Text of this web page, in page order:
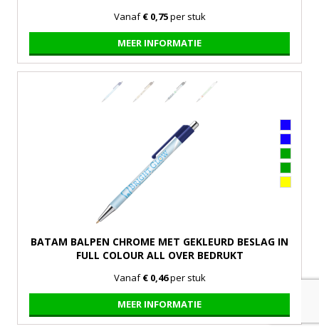
Vanaf€ 0,75per stuk
MEER INFORMATIE
BATAM BALPEN CHROME MET GEKLEURD BESLAG IN
FULL COLOUR ALL OVER BEDRUKT
Vanaf€ 0,46per stuk
MEER INFORMATIE